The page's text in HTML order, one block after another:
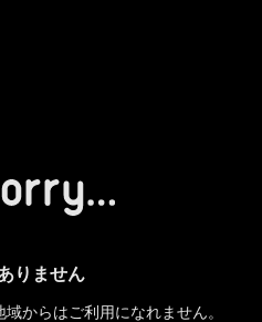
りません
からはご利用になれません。